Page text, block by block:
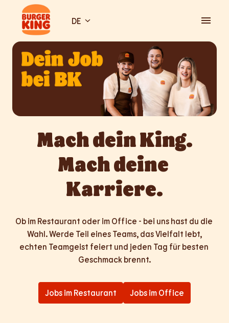
springenStartseite DE
Mach dein King.
Mach deine
Karriere.
Ob im Restaurant oder im Office - bei uns hast du die
Wahl. Werde Teil eines Teams, das Vielfalt lebt,
echten Teamgeist feiert und jeden Tag für besten
Geschmack brennt.
Jobs im Restaurant Jobs im Office